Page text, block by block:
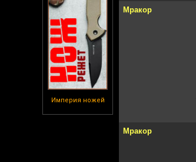
Империя ножей
Мракор
Мракор